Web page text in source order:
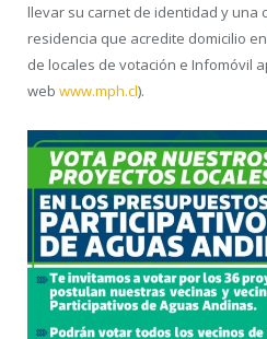
llevar su carnet de identidad y una
residencia que acredite domicilio
de locales de votación e Infomóvil
web www.mph.cl).